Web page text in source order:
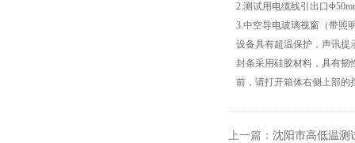
2.测试用电缆线引出口
3.中空导电玻璃视窗（带照
设备具有超温保护，声讯提
封条采用硅胶材料，具有韧
前，请打开箱体右侧上部的
上一篇： 沈阳市高低温测